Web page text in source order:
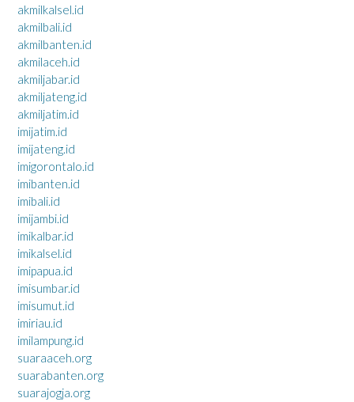
akmilkalsel.id
akmilbali.id
akmilbanten.id
akmilaceh.id
akmiljabar.id
akmiljateng.id
akmiljatim.id
imijatim.id
imijateng.id
imigorontalo.id
imibanten.id
imibali.id
imijambi.id
imikalbar.id
imikalsel.id
imipapua.id
imisumbar.id
imisumut.id
imiriau.id
imilampung.id
suaraaceh.org
suarabanten.org
suarajogja.org